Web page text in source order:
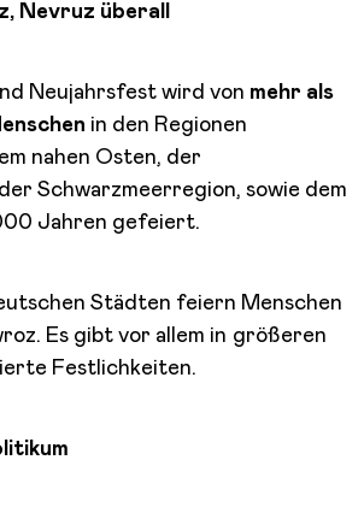
Nevruz überall
Neujahrsfest wird von mehr als
in den Regionen
nahen Osten, der
Schwarzmeerregion, sowie dem
Jahren gefeiert.
Städten feiern Menschen
Es gibt vor allem in größeren
Festlichkeiten.